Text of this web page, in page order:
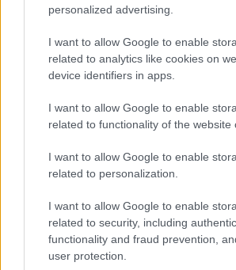
personalized advertising.
I want to allow Google to enable
related to analytics like cookies on
device identifiers in apps.
I want to allow Google to enable
related to functionality of the website
I want to allow Google to enable
related to personalization.
I want to allow Google to enable
related to security, including
functionality and fraud prevention,
user protection.
E-mail cím
Feliratkozom a hírlevélre és
szabályzatot!
FELIRATKOZÁS
LEGNÉZETTEBB